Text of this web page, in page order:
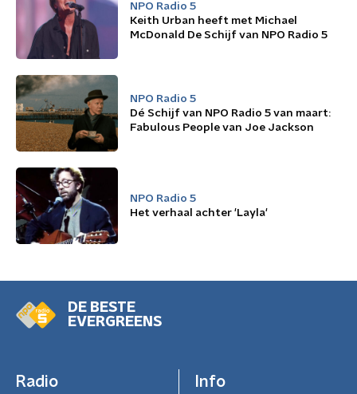
NPO Radio 5
Keith Urban heeft met Michael
McDonald De Schijf van NPO Radio 5
NPO Radio 5
Dé Schijf van NPO Radio 5 van maart:
Fabulous People van Joe Jackson
NPO Radio 5
Het verhaal achter 'Layla'
DE BESTE
EVERGREENS
Radio Info